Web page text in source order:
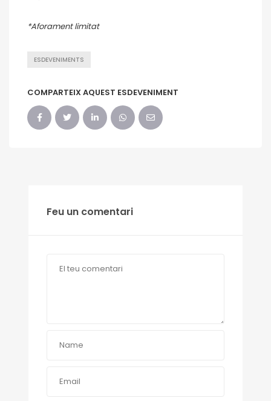
*Aforament limitat
ESDEVENIMENTS
COMPARTEIX AQUEST ESDEVENIMENT
Feu un comentari